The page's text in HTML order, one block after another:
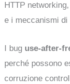
HTTP
e i meccanismi di
I bug use-after-
perché possono
corruzione